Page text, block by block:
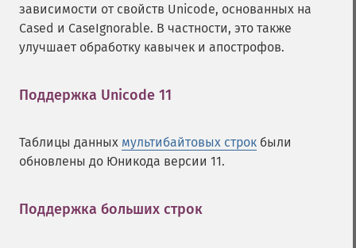
зависимости от свойств Unicode, основанных на
Cased и CaseIgnorable. В частности, это также
улучшает обработку кавычек и апострофов.
Поддержка Unicode 11
Таблицы данных мультибайтовых строк были
обновлены до Юникода версии 11.
Поддержка больших строк